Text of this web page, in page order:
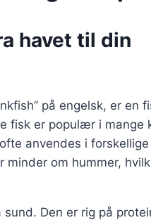
havet til din
på engelsk, er en
fisk er populær i mange
anvendes i forskellige
om hummer,
Den er rig på